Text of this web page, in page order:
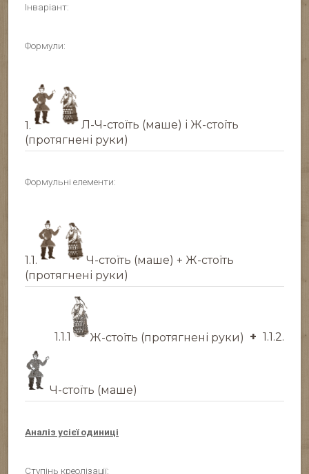
Інваріант:
Формули:
1.
Л-Ч-стоїть (маше) і Ж-стоїть
(протягнені руки)
Формульні елементи:
1.1.
Ч-стоїть (маше) + Ж-стоїть
(протягнені руки)
1.1.1 Ж-стоїть (протягнені руки) + 1.1.2.
Ч-стоїть (маше)
Аналіз усієї одиниці
Ступінь креолізації: